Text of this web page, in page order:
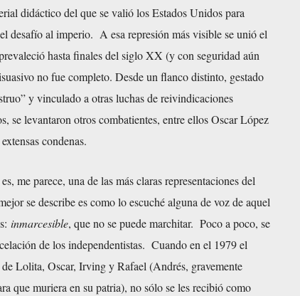
didáctico del que se valió los Estados Unidos para
desafío al imperio. A esa represión más visible se unió el
hasta finales del siglo XX (y con seguridad aún
no fue completo. Desde un flanco distinto, gestado
y vinculado a otras luchas de reivindicaciones
se levantaron otros combatientes, entre ellos Oscar López
condenas.
me parece, una de las más claras representaciones del
se describe es como lo escuché alguna de voz de aquel
inmarcesible, que no se puede marchitar. Poco a poco, se
de los independentistas. Cuando en el 1979 el
Lolita, Oscar, Irving y Rafael (Andrés, gravemente
que muriera en su patria), no sólo se les recibió como